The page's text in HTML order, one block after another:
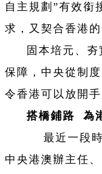
自主規劃”有效銜
求，又契合香港的
固本培元、
保障，中央從制
令香港可以放開
搭橋鋪路 為
最近一段時
中央港澳辦主任